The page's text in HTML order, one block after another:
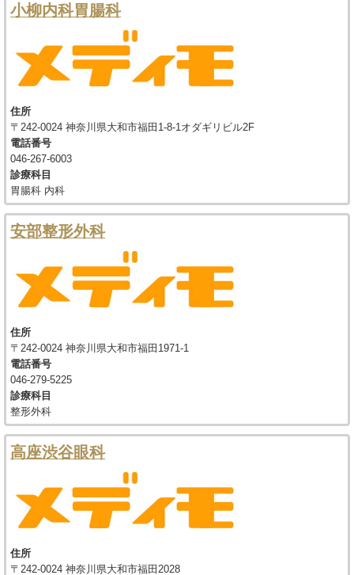
小柳内科胃腸科
住所
〒242-0024 神奈川県大和市福田1-8-1オダギリビル2F
電話番号
046-267-6003
診療科目
胃腸科 内科
安部整形外科
住所
〒242-0024 神奈川県大和市福田1971-1
電話番号
046-279-5225
診療科目
整形外科
高座渋谷眼科
住所
〒242-0024 神奈川県大和市福田2028